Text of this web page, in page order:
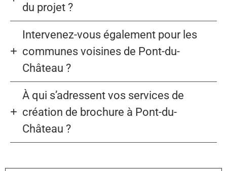
du projet ?
Intervenez-vous également pour les
communes voisines de Pont-du-
Château ?
À qui s’adressent vos services de
création de brochure à Pont-du-
Château ?